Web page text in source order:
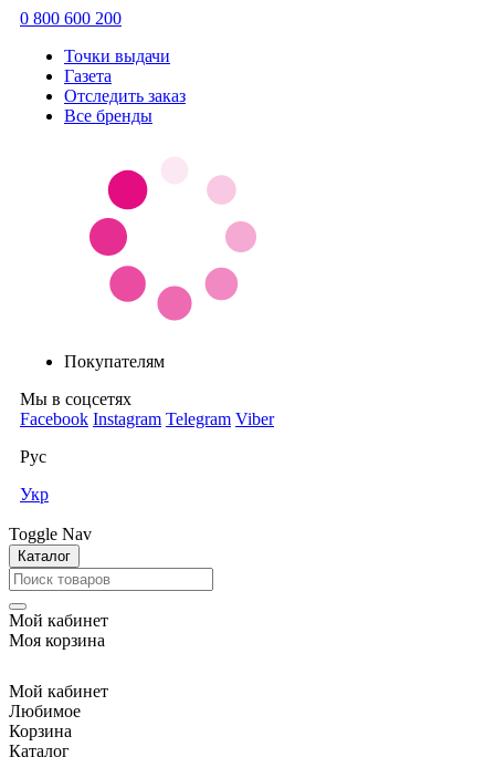
0 800 600 200
Точки выдачи
Газета
Отследить заказ
Все бренды
Покупателям
Мы в соцсетях
Facebook Instagram Telegram Viber
Рус
Укр
Toggle Nav
Каталог
Мой кабинет
Моя корзина
Мой кабинет
Любимое
Корзина
Каталог